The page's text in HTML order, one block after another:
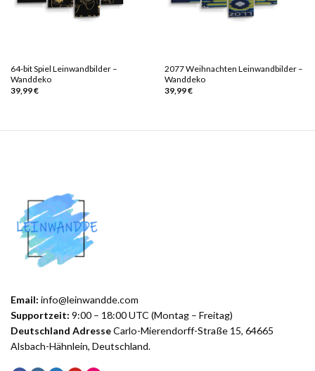
64-bit Spiel Leinwandbilder –
Wanddeko
39,99€
2077 Weihnachten Leinwandbilder –
Wanddeko
39,99€
Email: info@leinwandde.com
Supportzeit: 9:00 – 18:00 UTC (Montag – Freitag)
Deutschland AdresseCarlo-Mierendorff-Straße 15, 64665
Alsbach-Hähnlein, Deutschland.